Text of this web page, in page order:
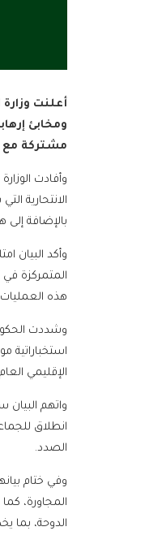
أعلنت
ومخابئ
مشتركة مع
وأفادت
الانتحارية
بالإضافة
وأكد البيان
المتمركزة
هذه العمليات
وشددت
استخباراتية
الإقليمي
واتهم البيان
انطلاق
الصدد.
وفي ختام
المجاورة،
الدوحة، بما